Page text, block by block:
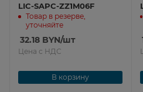
LIC-SAPC-ZZ1M06F
Товар в резерве,
уточняйте
32.18 BYN/шт
Цена с НДС
В корзину